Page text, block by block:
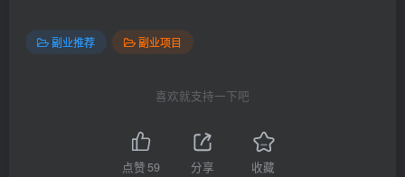
副业推荐 副业项目
喜欢就支持一下吧
点赞 59 分享 收藏